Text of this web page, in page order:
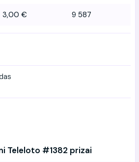
3,00 € 9 587
Teleloto #1382 prizai